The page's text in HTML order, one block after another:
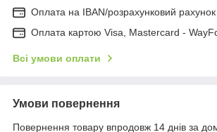
Оплата на IBAN/розрахунковий рахунок
Оплата картою Visa, Mastercard -
Всі умови оплати
Умови повернення
Повернення товару впродовж 14 днів за